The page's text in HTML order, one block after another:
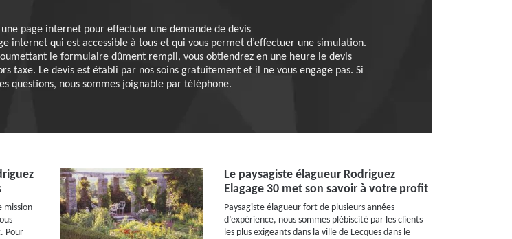
une page internet pour effectuer une demande de devis
internet qui est accessible à tous et qui vous permet d’effectuer une simulation.
le formulaire dûment rempli, vous obtiendrez en une heure le devis
taxe. Le devis est établi par nos soins gratuitement et il ne vous engage pas. Si
questions, nous sommes joignable par téléphone.
mission
Pour
Le paysagiste élagueur Rodriguez
Elagage 30 met son savoir à votre profit
Paysagiste élagueur fort de plusieurs années
d’expérience, nous sommes plébiscité par les clients
les plus exigeants dans la ville de Lecques dans le